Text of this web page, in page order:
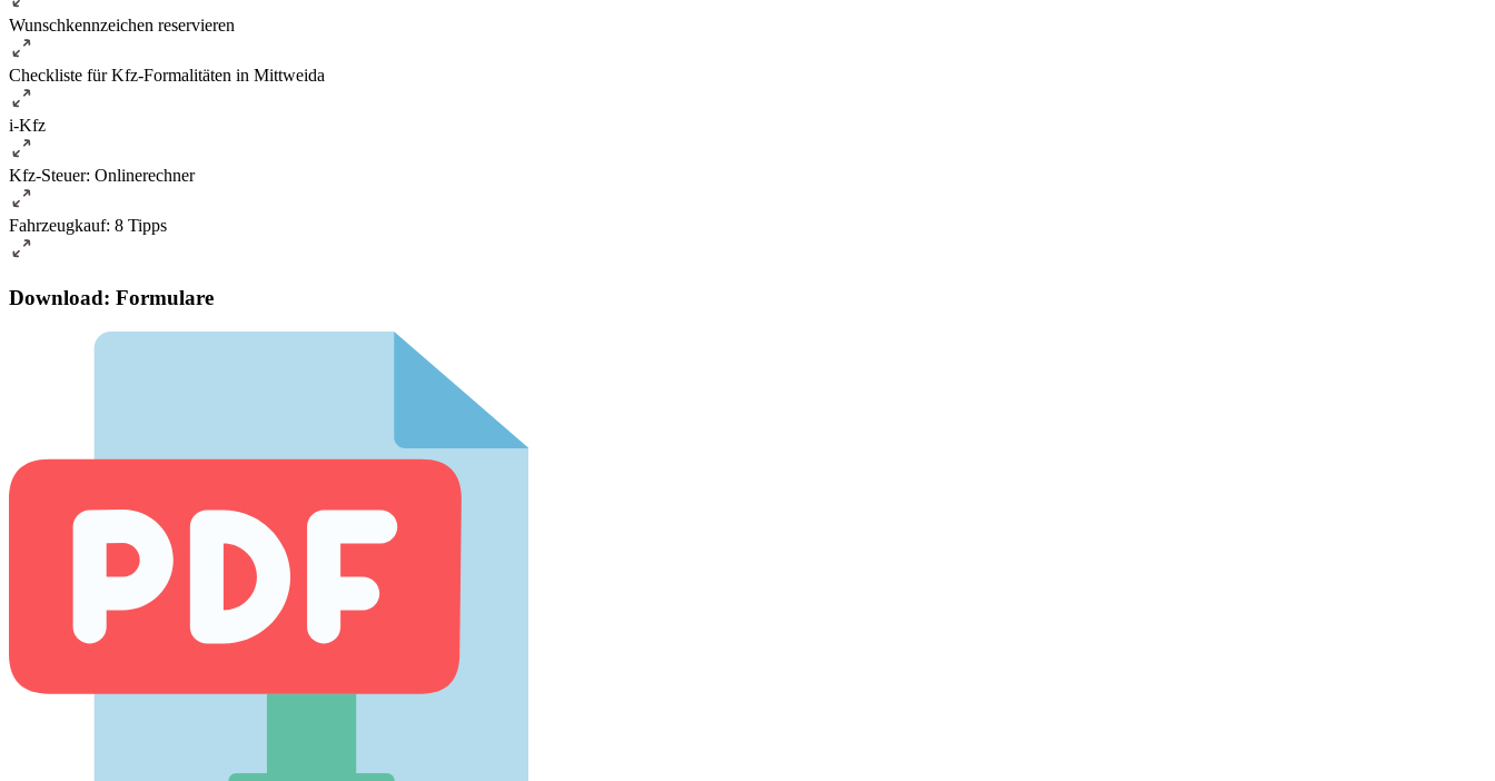
Wunschkennzeichen reservieren
Checkliste für Kfz-Formalitäten in Mittweida
i-Kfz
Kfz-Steuer: Onlinerechner
Fahrzeugkauf: 8 Tipps
Download: Formulare